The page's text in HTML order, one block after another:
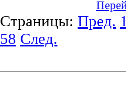
Страницы: Пред.
58 След.